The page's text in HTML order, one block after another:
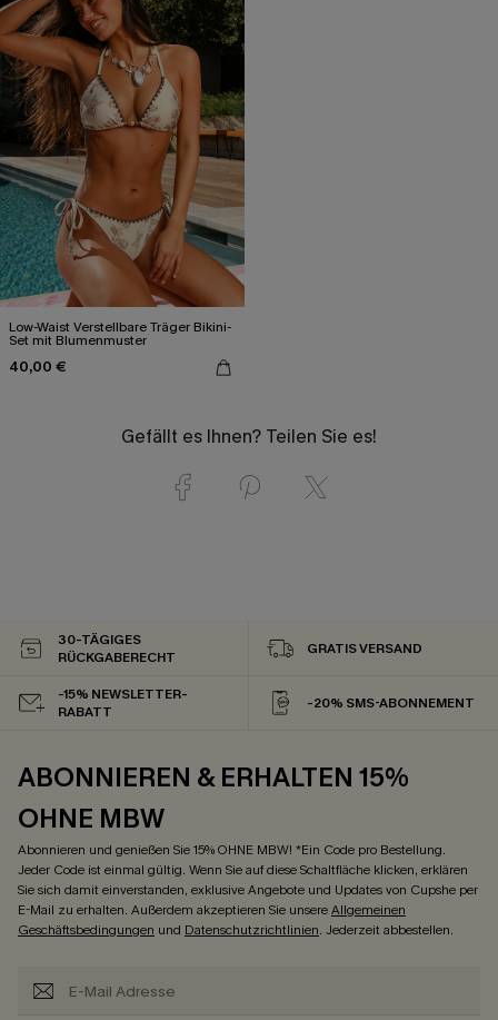
Low-Waist Verstellbare Träger Bikini-
Set mit Blumenmuster
40,00 €
Gefällt es Ihnen? Teilen Sie es!
30-TÄGIGES
RÜCKGABERECHT
GRATIS VERSAND
-15% NEWSLETTER-
RABATT
-20% SMS-ABONNEMENT
ABONNIEREN & ERHALTEN 15%
OHNE MBW
Abonnieren und genießen Sie 15% OHNE MBW! *Ein Code pro Bestellung.
Jeder Code ist einmal gültig. Wenn Sie auf diese Schaltfläche klicken, erklären
Sie sich damit einverstanden, exklusive Angebote und Updates von Cupshe per
E-Mail zu erhalten. Außerdem akzeptieren Sie unsereAllgemeinen
Geschäftsbedingungen und Datenschutzrichtlinien. Jederzeit abbestellen.